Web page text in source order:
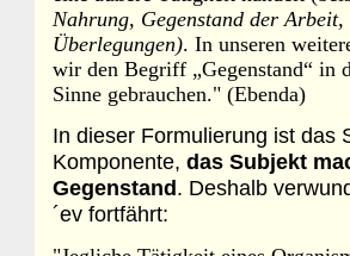
Nahrung, Gegenstand der Arbeit,
Überlegungen). In unseren
wir den Begriff „Gegenstand“ in
Sinne gebrauchen." (Ebenda)
In dieser Formulierung ist das
Komponente, das Subjekt
Gegenstand. Deshalb
´ev fortfährt: